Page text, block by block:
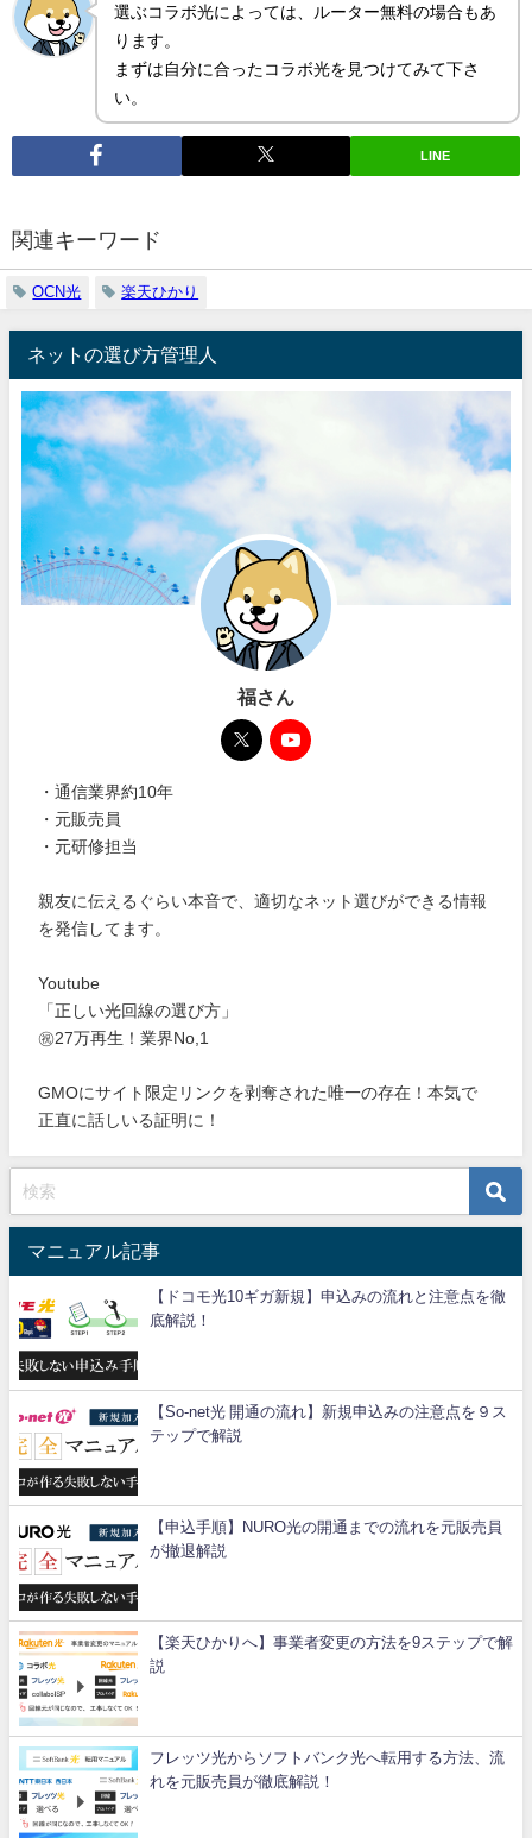
選ぶコラボ光によっては、ルーター無料の場合もあ
ります。
まずは自分に合ったコラボ光を見つけてみて下さ
い。
LINE
関連キーワード
OCN光 楽天ひかり
ネットの選び方管理人
福さん
・通信業界約10年
・元販売員
・元研修担当
親友に伝えるぐらい本音で、適切なネット選びができる情報
を発信してます。
Youtube
「正しい光回線の選び方」
㊗27万再生！業界No,1
GMOにサイト限定リンクを剥奪された唯一の存在！本気で
正直に話しいる証明に！
マニュアル記事
【ドコモ光10ギガ新規】申込みの流れと注意点を徹
底解説！
【So-net光 開通の流れ】新規申込みの注意点を９ス
テップで解説
【申込手順】NURO光の開通までの流れを元販売員
が撤退解説
【楽天ひかりへ】事業者変更の方法を9ステップで解
説
フレッツ光からソフトバンク光へ転用する方法、流
れを元販売員が徹底解説！